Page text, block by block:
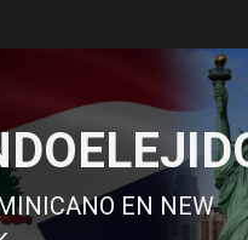
EN NEW